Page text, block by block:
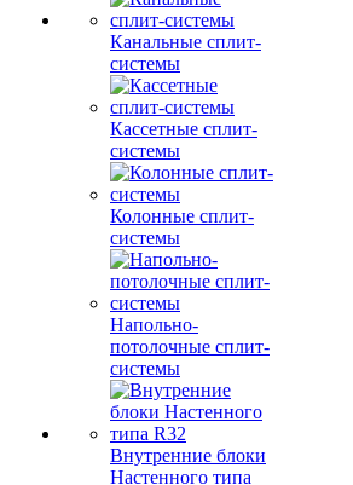
Канальные сплит-
системы
Кассетные сплит-
системы
Колонные сплит-
системы
Напольно-
потолочные сплит-
системы
Внутренние блоки
Настенного типа